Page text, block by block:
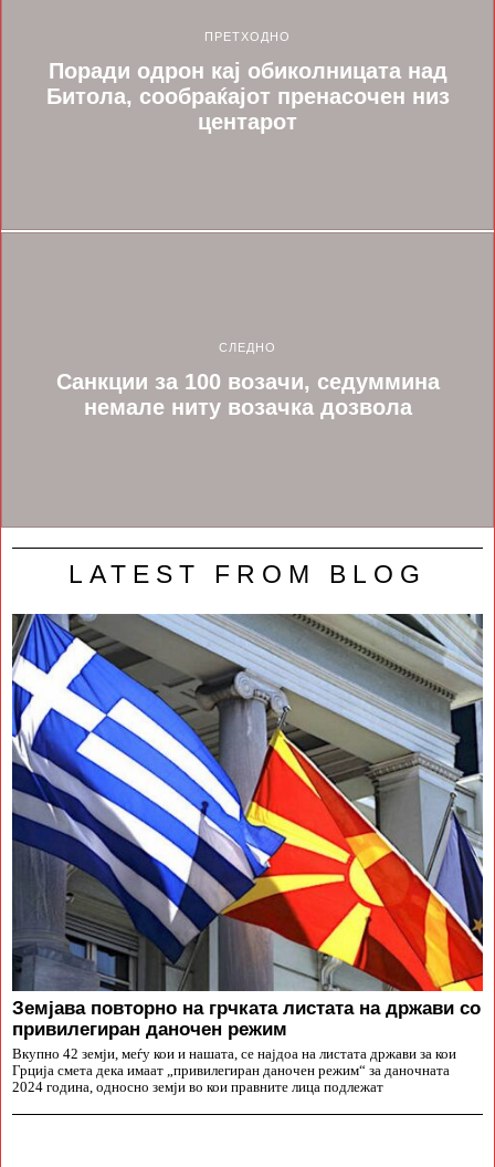
ПРЕТХОДНО
Поради одрон кај обиколницата над
Битола, сообраќајот пренасочен низ
центарот
СЛЕДНО
Санкции за 100 возачи, седуммина
немале ниту возачка дозвола
LATEST FROM BLOG
Земјава повторно на грчката листата на држави со
привилегиран даночен режим
Вкупно 42 земји, меѓу кои и нашата, се најдоа на листата држави за кои
Грција смета дека имаат „привилегиран даночен режим“ за даночната
2024 година, односно земји во кои правните лица подлежат